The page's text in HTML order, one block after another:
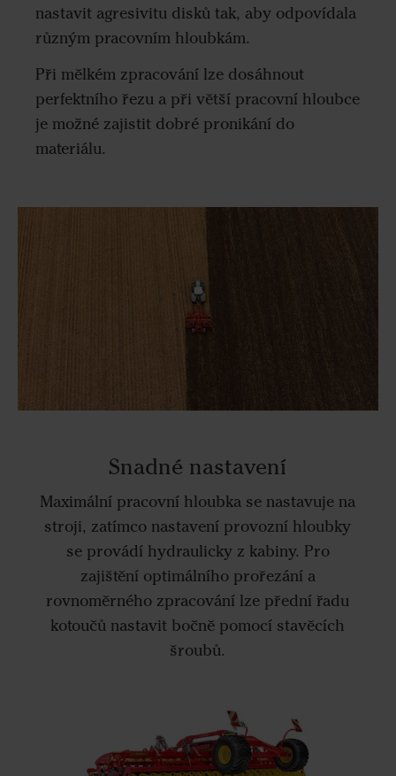
nastavit agresivitu disků tak, aby odpovídala
různým pracovním hloubkám.
Při mělkém zpracování lze dosáhnout
perfektního řezu a při větší pracovní hloubce
je možné zajistit dobré pronikání do
materiálu.
Snadné nastavení
Maximální pracovní hloubka se nastavuje na
stroji, zatímco nastavení provozní hloubky
se provádí hydraulicky z kabiny. Pro
zajištění optimálního prořezání a
rovnoměrného zpracování lze přední řadu
kotoučů nastavit bočně pomocí stavěcích
šroubů.